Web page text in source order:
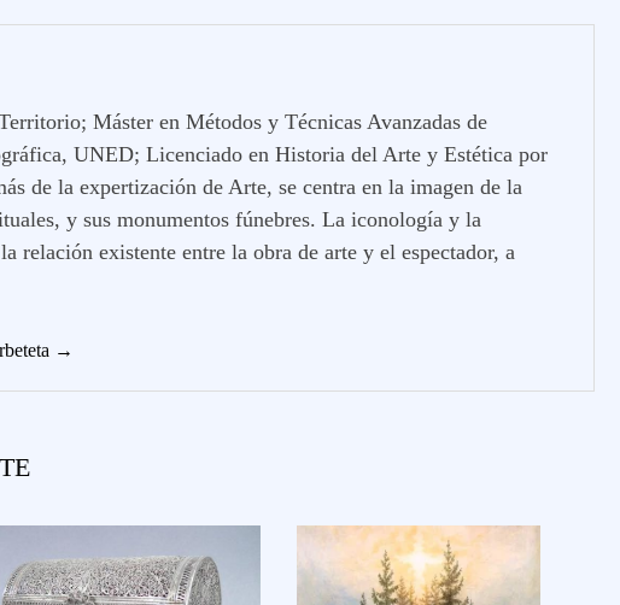
Máster en Métodos y Técnicas Avanzadas de
UNED; Licenciado en Historia del Arte y Estética por
de la expertización de Arte, se centra en la imagen de la
y sus monumentos fúnebres. La iconología y la
relación existente entre la obra de arte y el espectador, a
→